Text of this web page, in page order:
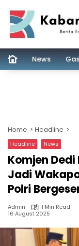
content
News
Home Headline
Headline News
Komjen
Jadi
Polri
Admin
1 Min Read
16 August 2025